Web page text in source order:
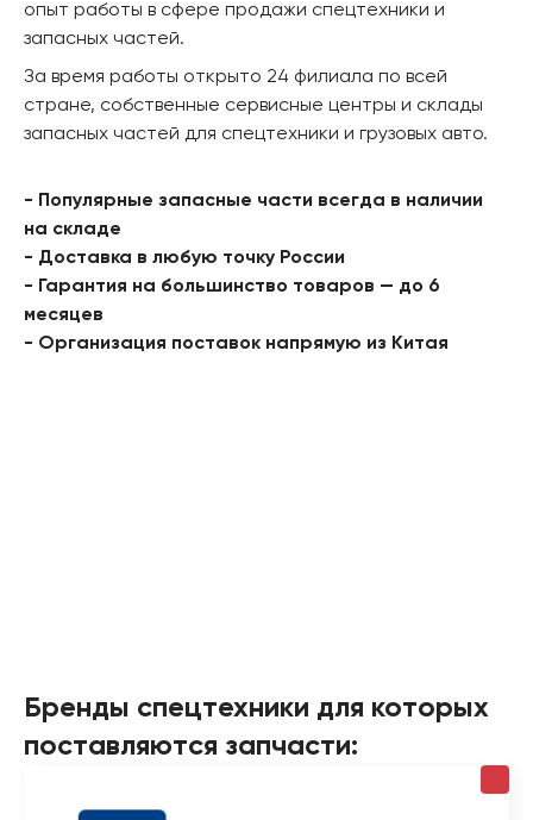
опыт работы в сфере продажи спецтехники и
запасных частей.
За время работы открыто 24 филиала по всей
стране, собственные сервисные центры и склады
запасных частей для спецтехники и грузовых авто.
- Популярные запасные части всегда в наличии
на складе
- Доставка в любую точку России
- Гарантия на большинство товаров — до 6
месяцев
- Организация поставок напрямую из Китая
Бренды спецтехники для которых
поставляются запчасти: